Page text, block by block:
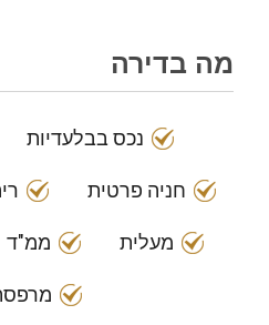
מה בדירה
נכס בבלעדיות
חניה פרטית
מעלית ממ"ד